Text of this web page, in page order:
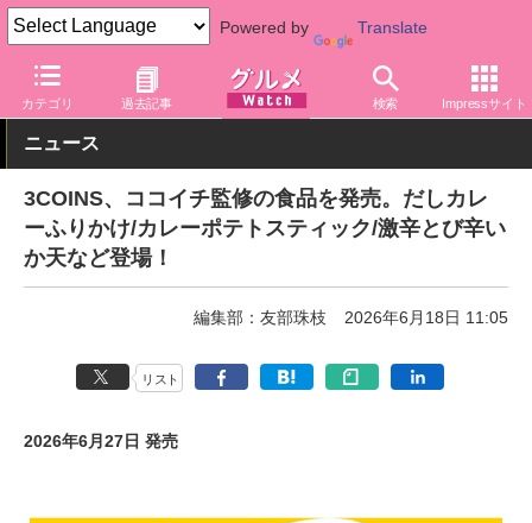
Powered by Translate
カテゴリ 過去記事 検索 Impressサイト
グルメ Watch 料理ジャンル カレー
ニュース
3COINS、ココイチ監修の食品を発売。だしカレ
ーふりかけ/カレーポテトスティック/激辛とび辛い
か天など登場！
編集部：友部珠枝 2026年6月18日 11:05
リスト
2026年6月27日 発売